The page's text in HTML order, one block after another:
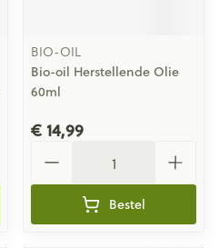
BIO-OIL
Bio-oil Herstellende Olie
60ml
€ 14,99
Bestel